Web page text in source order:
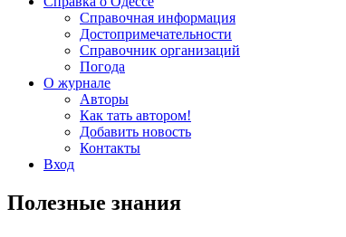
Справочная информация
Достопримечательности
Справочник организаций
Погода
О журнале
Авторы
Как тать автором!
Добавить новость
Контакты
Вход
Полезные знания